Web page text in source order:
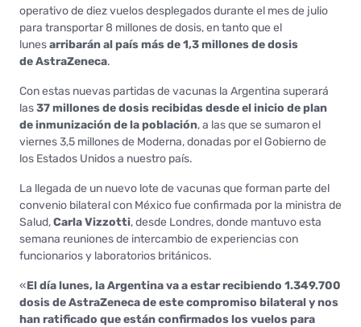
operativo de diez vuelos desplegados durante el mes de julio
para transportar 8 millones de dosis, en tanto que el
lunesarribarán al país más de 1,3 millones de dosis
deAstraZeneca.
Con estas nuevas partidas de vacunas la Argentina superará
las37 millones de dosis recibidas desde el inicio de plan
de inmunización de la población, a las que se sumaron el
viernes 3,5 millones de Moderna, donadas por el Gobierno de
los Estados Unidos a nuestro país.
La llegada de un nuevo lote de vacunas que forman parte del
convenio bilateral con México fue confirmada por la ministra de
Salud,Carla Vizzotti, desde Londres, donde mantuvo esta
semana reuniones de intercambio de experiencias con
funcionarios y laboratorios británicos.
«El día lunes, la Argentina va a estar recibiendo 1.349.700
dosis de AstraZeneca de este compromiso bilateral y nos
han ratificado que están confirmados los vuelos para